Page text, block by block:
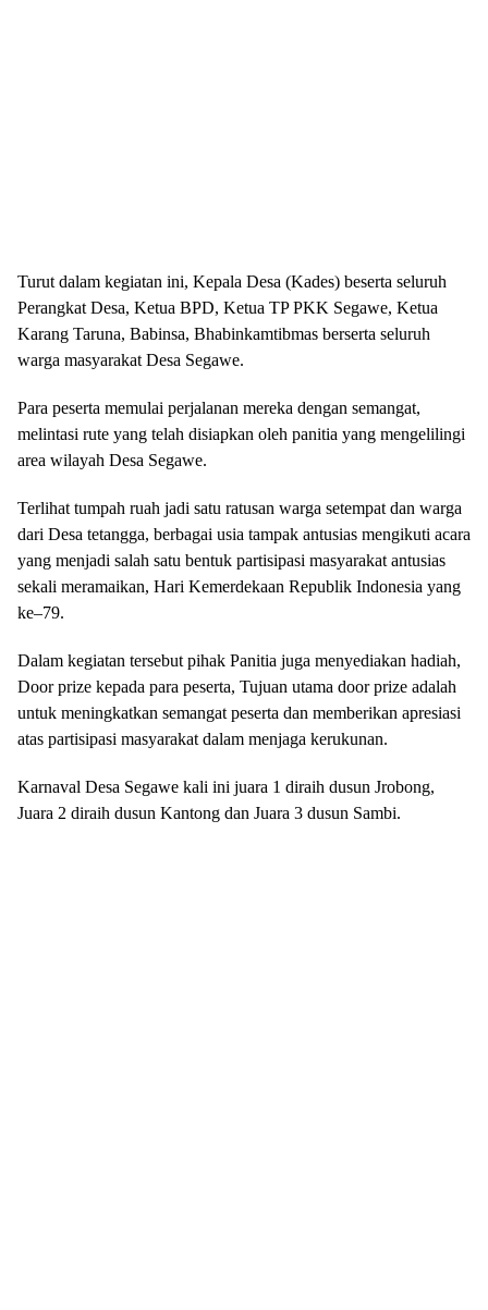
Turut dalam kegiatan ini, Kepala Desa (Kades) beserta seluruh
Perangkat Desa, Ketua BPD, Ketua TP PKK Segawe, Ketua
Karang Taruna, Babinsa, Bhabinkamtibmas berserta seluruh
warga masyarakat Desa Segawe.
Para peserta memulai perjalanan mereka dengan semangat,
melintasi rute yang telah disiapkan oleh panitia yang mengelilingi
area wilayah Desa Segawe.
Terlihat tumpah ruah jadi satu ratusan warga setempat dan warga
dari Desa tetangga, berbagai usia tampak antusias mengikuti acara
yang menjadi salah satu bentuk partisipasi masyarakat antusias
sekali meramaikan, Hari Kemerdekaan Republik Indonesia yang
ke–79.
Dalam kegiatan tersebut pihak Panitia juga menyediakan hadiah,
Door prize kepada para peserta, Tujuan utama door prize adalah
untuk meningkatkan semangat peserta dan memberikan apresiasi
atas partisipasi masyarakat dalam menjaga kerukunan.
Karnaval Desa Segawe kali ini juara 1 diraih dusun Jrobong,
Juara 2 diraih dusun Kantong dan Juara 3 dusun Sambi.